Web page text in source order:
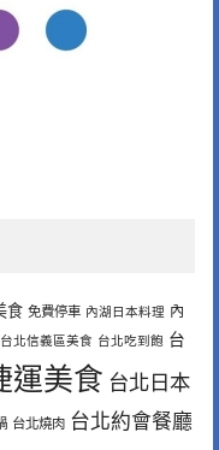
食 免費停車 內湖日本料理 內
台北信義區美食 台北吃到飽 台
運美食 台北日本
台北燒肉 台北約會餐廳